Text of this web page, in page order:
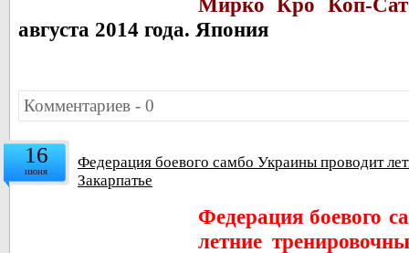
августа 2014 года. Япония
Комментариев - 0
16
июня
Федерация боевого самбо Украины проводит
Закарпатье
Федерация боевого
летние